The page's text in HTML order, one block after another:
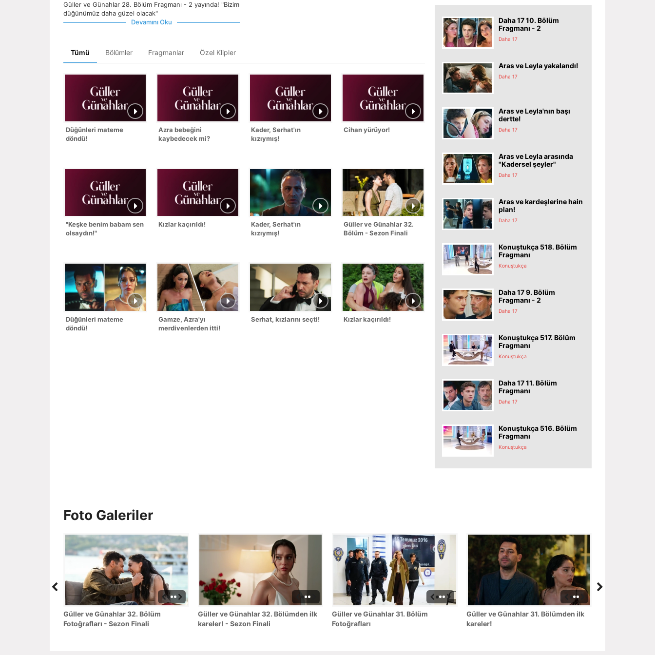
Güller ve Günahlar 28. Bölüm Fragmanı - 2 yayında! "Bizim
düğünümüz daha güzel olacak"
Devamını Oku
Tümü Bölümler Fragmanlar Özel Klipler
Düğünleri mateme
döndü!
Azra bebeğini
kaybedecek mi?
Kader, Serhat'ın
kızıymış!
Cihan yürüyor!
"Keşke benim babam sen
olsaydın!"
Kızlar kaçırıldı!
Kader, Serhat'ın
kızıymış!
Güller ve Günahlar 32.
Bölüm - Sezon Finali
Düğünleri mateme
döndü!
Gamze, Azra'yı
merdivenlerden itti!
Serhat, kızlarını seçti! Kızlar kaçırıldı!
Daha 17 10. Bölüm
Fragmanı - 2
Daha 17
Aras ve Leyla yakalandı!
Daha 17
Aras ve Leyla'nın başı
dertte!
Daha 17
Aras ve Leyla arasında
"Kadersel şeyler"
Daha 17
Aras ve kardeşlerine hain
plan!
Daha 17
Konuştukça 518. Bölüm
Fragmanı
Konuştukça
Daha 17 9. Bölüm
Fragmanı - 2
Daha 17
Konuştukça 517. Bölüm
Fragmanı
Konuştukça
Daha 17 11. Bölüm
Fragmanı
Daha 17
Konuştukça 516. Bölüm
Fragmanı
Konuştukça
Foto Galeriler
Güller ve Günahlar 32. Bölüm
Fotoğrafları - Sezon Finali
Güller ve Günahlar 32. Bölümden ilk
kareler! - Sezon Finali
Güller ve Günahlar 31. Bölüm
Fotoğrafları
Güller ve Günahlar 31. Bölümden ilk
kareler!